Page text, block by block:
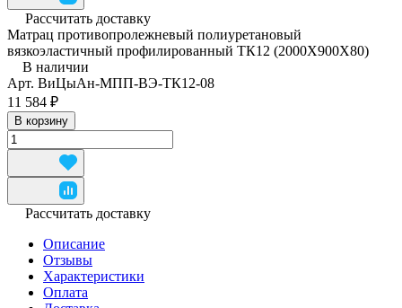
Рассчитать доставку
Матрац противопролежневый полиуретановый
вязкоэластичный профилированный ТК12 (2000Х900Х80)
В наличии
Арт. ВиЦыАн-МПП-ВЭ-ТК12-08
11 584 ₽
В корзину
Рассчитать доставку
Описание
Отзывы
Характеристики
Оплата